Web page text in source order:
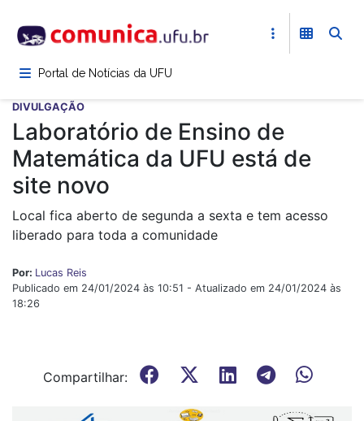
para
conteúdoPortal de Notícias da UFU
DIVULGAÇÃO
Laboratório de Ensino de
Matemática da UFU está de
site novo
Local fica aberto de segunda a sexta e tem acesso
liberado para toda a comunidade
Por: Lucas Reis
Publicado em 24/01/2024 às 10:51 - Atualizado em 24/01/2024 às
18:26
Compartilhar: